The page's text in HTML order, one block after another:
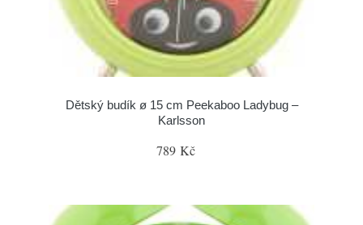
Dětský budík ø 15 cm Peekaboo Ladybug –
Karlsson
789 Kč